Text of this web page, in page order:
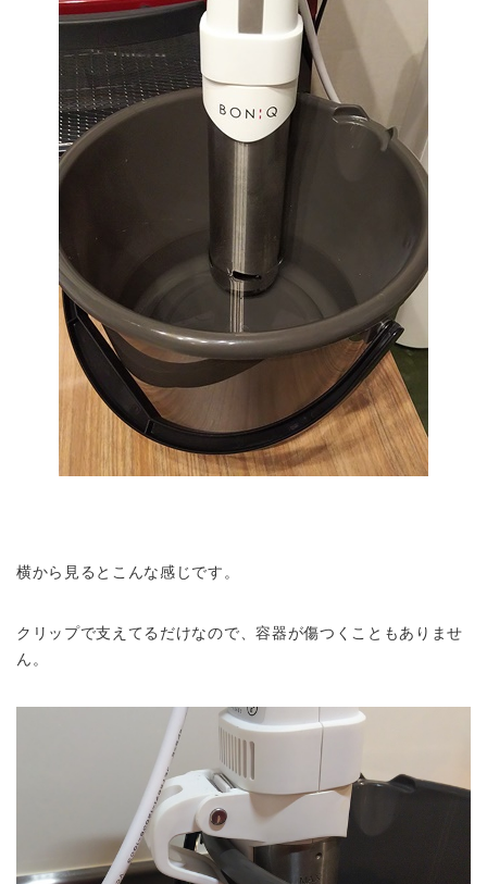
横から見るとこんな感じです。
クリップで支えてるだけなので、容器が傷つくこともありませ
ん。